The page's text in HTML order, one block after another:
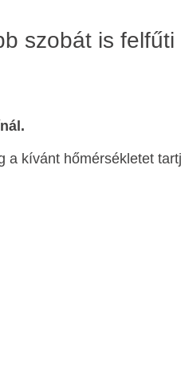
szobát is felfűti
a kívánt hőmérsékletet